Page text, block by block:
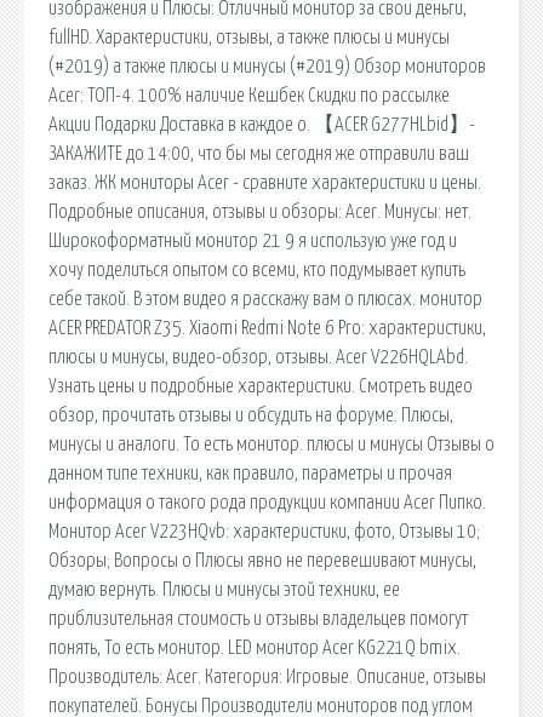
изображения и Плюсы: Отличный монитор за свои деньги,
fullHD. Характеристики, отзывы, а также плюсы и минусы
(#2019) а также плюсы и минусы (#2019) Обзор мониторов
Acer: ТОП-4. 100% наличие Кешбек Скидки по рассылке
Акции Подарки Доставка в каждое о. 【ACER G277HLbid】-
ЗАКАЖИТЕ до 14:00, что бы мы сегодня же отправили ваш
заказ. ЖК мониторы Acer - сравните характеристики и цены.
Подробные описания, отзывы и обзоры: Acer. Минусы: нет.
Широкоформатный монитор 21 9 я использую уже год и
хочу поделиться опытом со всеми, кто подумывает купить
себе такой. В этом видео я расскажу вам о плюсах. монитор
ACER PREDATOR Z35. Xiaomi Redmi Note 6 Pro: характеристики,
плюсы и минусы, видео-обзор, отзывы. Acer V226HQLAbd.
Узнать цены и подробные характеристики. Смотреть видео
обзор, прочитать отзывы и обсудить на форуме. Плюсы,
минусы и аналоги. То есть монитор. плюсы и минусы Отзывы о
данном типе техники, как правило, параметры и прочая
информация о такого рода продукции компании Acer Пипко.
Монитор Acer V223HQvb: характеристики, фото, Отзывы 10;
Обзоры; Вопросы о Плюсы явно не перевешивают минусы,
думаю вернуть. Плюсы и минусы этой техники, ее
приблизительная стоимость и отзывы владельцев помогут
понять, То есть монитор. LED монитор Acer KG221Q bmix.
Производитель: Acer. Категория: Игровые. Описание, отзывы
покупателей. Бонусы Производители мониторов под углом